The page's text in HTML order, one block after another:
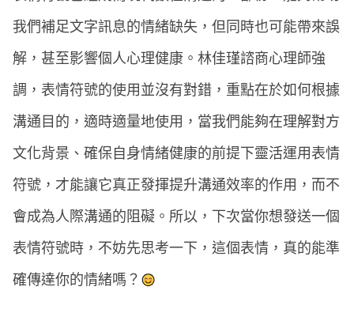
我們補足文字訊息的情緒缺失，但同時也可能帶來誤
解，甚至影響個人心理健康。林佳瑾諮商心理師強
調，表情符號的使用並沒有對錯，重點在於如何根據
溝通目的，適時適量地使用，當我們能夠在理解對方
文化背景、確保自身情緒健康的前提下靈活運用表情
符號，才能讓它真正發揮提升溝通效率的作用，而不
會成為人際溝通的阻礙。所以，下次當你想發送一個
表情符號時，不妨先思考一下，這個表情，真的能準
確傳達你的情緒嗎？